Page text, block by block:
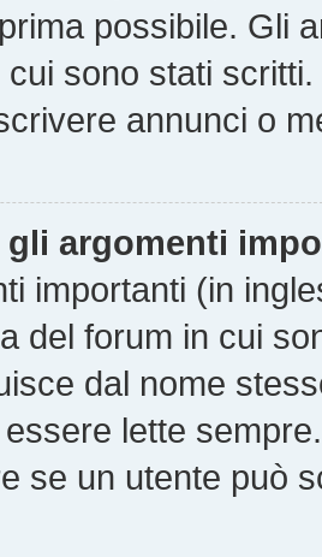
possibile. Gli
sono stati
annunci o
gli argomenti
importanti (in
del forum in cui
dal nome
lette
se un utente può